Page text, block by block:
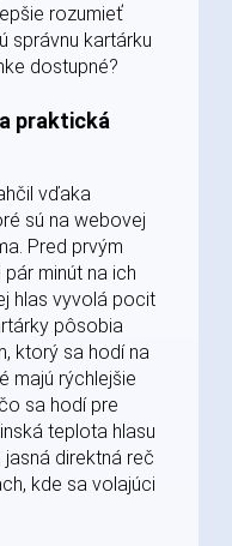
rozumieť
správnu kartárku
dostupné?
praktická
vďaka
sú na webovej
Pred prvým
minút na ich
hlas vyvolá pocit
pôsobia
ktorý sa hodí na
majú rýchlejšie
sa hodí pre
teplota hlasu
direktná reč
kde sa volajúci